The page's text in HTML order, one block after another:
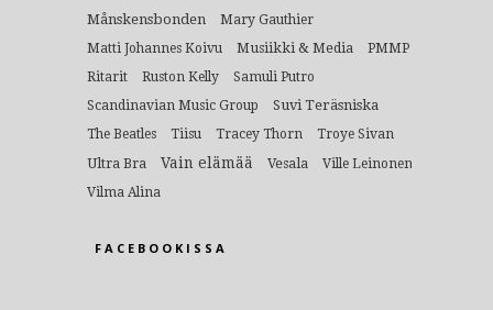
Månskensbonden
Mary Gauthier
Matti Johannes Koivu
Musiikki & Media
PMMP
Ritarit
Ruston Kelly
Samuli Putro
Scandinavian Music Group
Suvi Teräsniska
The Beatles Tiisu Tracey Thorn Troye Sivan
Ultra Bra Vain elämää Vesala
Ville Leinonen
Vilma Alina
FACEBOOKISSA